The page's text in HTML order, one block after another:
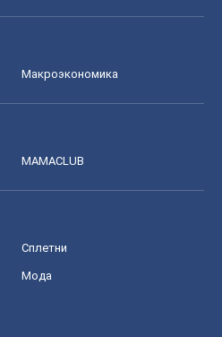
Mакроэкономика
MAMACLUB
Сплетни
Мода